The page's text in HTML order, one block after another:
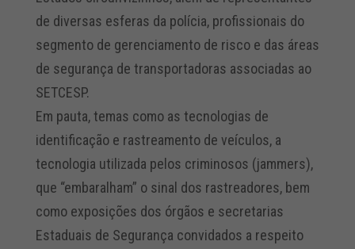
de diversas esferas da polícia, profissionais do
segmento de gerenciamento de risco e das áreas
de segurança de transportadoras associadas ao
SETCESP.
Em pauta, temas como as tecnologias de
identificação e rastreamento de veículos, a
tecnologia utilizada pelos criminosos (jammers),
que “embaralham” o sinal dos rastreadores, bem
como exposições dos órgãos e secretarias
Estaduais de Segurança convidados a respeito